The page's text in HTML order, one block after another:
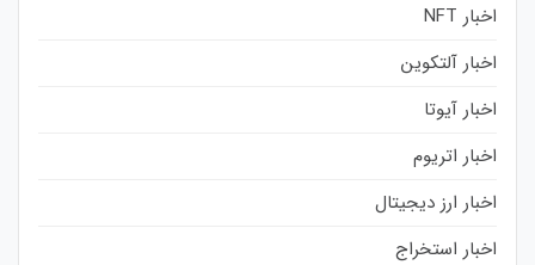
اخبار NFT
اخبار آلتکوین
اخبار آیوتا
اخبار اتریوم
اخبار ارز دیجیتال
اخبار استخراج